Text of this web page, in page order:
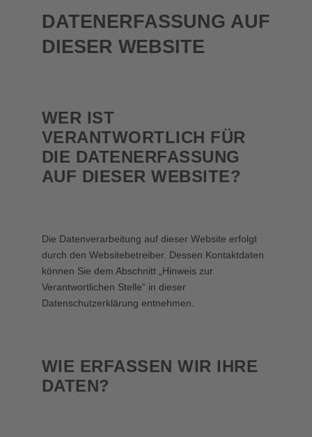
DATENERFASSUNG AUF
DIESER WEBSITE
WER IST
VERANTWORTLICH FÜR
DIE DATENERFASSUNG
AUF DIESER WEBSITE?
Die Datenverarbeitung auf dieser Website erfolgt
durch den Websitebetreiber. Dessen Kontaktdaten
können Sie dem Abschnitt „Hinweis zur
Verantwortlichen Stelle“ in dieser
Datenschutzerklärung entnehmen.
WIE ERFASSEN WIR IHRE
DATEN?